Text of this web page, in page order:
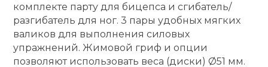
Утяжелители
Эспандеры и
комплекте парту для бицепса и сгибатель/
разгибатель для ног. 3 пары удобных мягких
валиков для выполнения силовых
упражнений. Жимовой гриф и опции
позволяют использовать веса (диски) Ø51 мм.